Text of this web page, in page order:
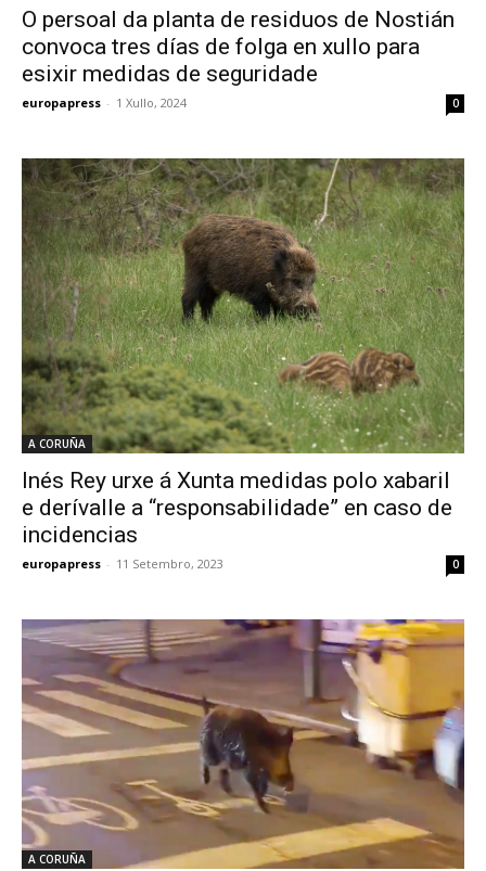
O persoal da planta de residuos de Nostián
convoca tres días de folga en xullo para
esixir medidas de seguridade
europapress - 1 Xullo, 2024 0
A CORUÑA
Inés Rey urxe á Xunta medidas polo xabaril
e derívalle a “responsabilidade” en caso de
incidencias
europapress - 11 Setembro, 2023 0
A CORUÑA